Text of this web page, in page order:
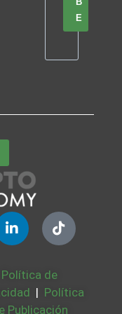
E
Política de
| Política
Publicación